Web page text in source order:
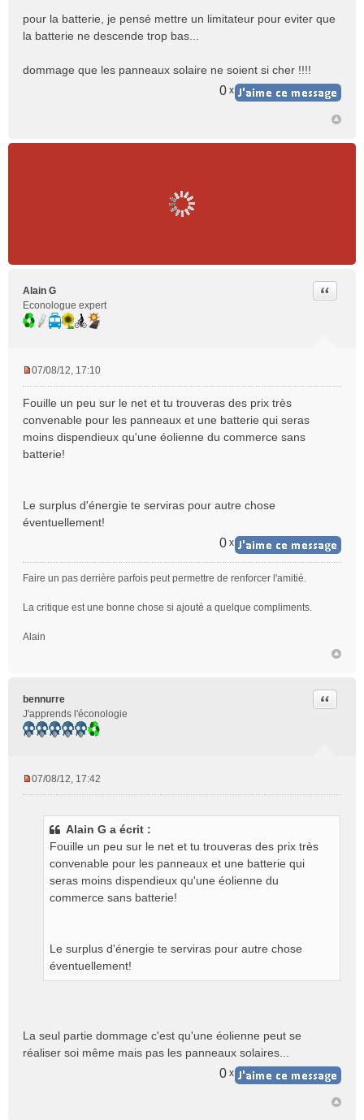
a
g
pour la batterie, je pensé mettre un limitateur pour eviter que
la batterie ne descende trop bas...
dommage que les panneaux solaire ne soient si cher !!!!
0 x
Alain G
Econologue expert
Citer
s
s
a
g
n
l
07/08/12, 17:10
Fouille un peu sur le net et tu trouveras des prix très
convenable pour les panneaux et une batterie qui seras
moins dispendieux qu'une éolienne du commerce sans
batterie!
Le surplus d'énergie te serviras pour autre chose
éventuellement!
0 x
Faire un pas derrière parfois peut permettre de renforcer l'amitié.
La critique est une bonne chose si ajouté a quelque compliments.
Alain
bennurre
J'apprends l'éconologie
Citer
07/08/12, 17:42
Alain G a écrit :
Fouille un peu sur le net et tu trouveras des prix très
convenable pour les panneaux et une batterie qui
seras moins dispendieux qu'une éolienne du
commerce sans batterie!
Le surplus d'énergie te serviras pour autre chose
éventuellement!
La seul partie dommage c'est qu'une éolienne peut se
réaliser soi même mais pas les panneaux solaires...
0 x